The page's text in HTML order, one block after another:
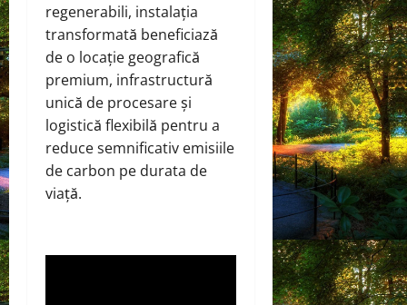
regenerabili, instalația
transformată beneficiază
de o locație geografică
premium, infrastructură
unică de procesare și
logistică flexibilă pentru a
reduce semnificativ emisiile
de carbon pe durata de
viață.